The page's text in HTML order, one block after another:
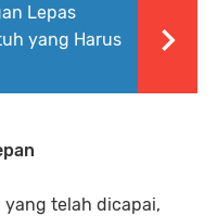
Lepas
yang Harus
yang telah dicapai,